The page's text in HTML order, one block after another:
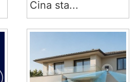
Cina sta...